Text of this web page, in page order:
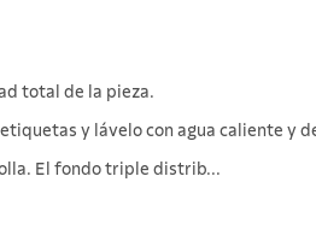
total de la pieza.
y lávelo con agua caliente y
El fondo triple distrib...